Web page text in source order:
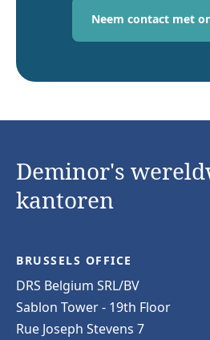
Neem contact met
Deminor's
kantoren
BRUSSELS OFFICE
DRS Belgium SRL/BV
Sablon Tower - 19th Floor
Rue Joseph Stevens 7